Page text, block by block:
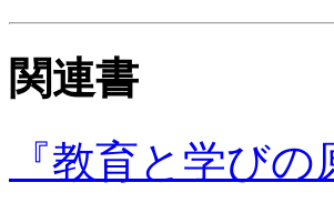
関連書
『教育と学び